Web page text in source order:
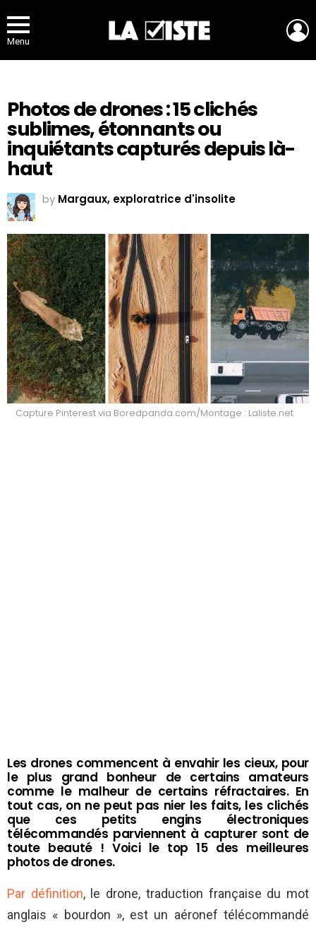
Menu
Photos de drones : 15 clichés
sublimes, étonnants ou
inquiétants capturés depuis là-
haut
by Margaux, exploratrice d'insolite
Capture Pinterest via Boredpanda.com/Montage : Laliste.net
Les drones commencent à envahir les cieux, pour
le plus grand bonheur de certains amateurs
comme le malheur de certains réfractaires. En
tout cas, on ne peut pas nier les faits, les clichés
que ces petits engins électroniques
télécommandés parviennent à capturer sont de
toute beauté ! Voici le top 15 des meilleures
photos de drones.
Par définition, le drone, traduction française du mot
anglais « bourdon », est un aéronef télécommandé